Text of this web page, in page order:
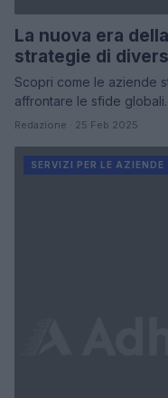
La nuova era
strategie di
Scopri come le aziende
affrontare le sfide globali.
Redazione · 25 Feb 2025
SERVIZI PER LE AZIENDE